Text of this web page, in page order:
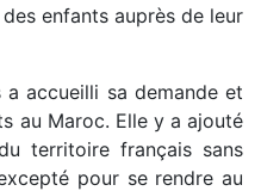
enfants auprès de leur
a accueilli sa demande et
au Maroc. Elle y a ajouté
territoire français sans
pour se rendre au